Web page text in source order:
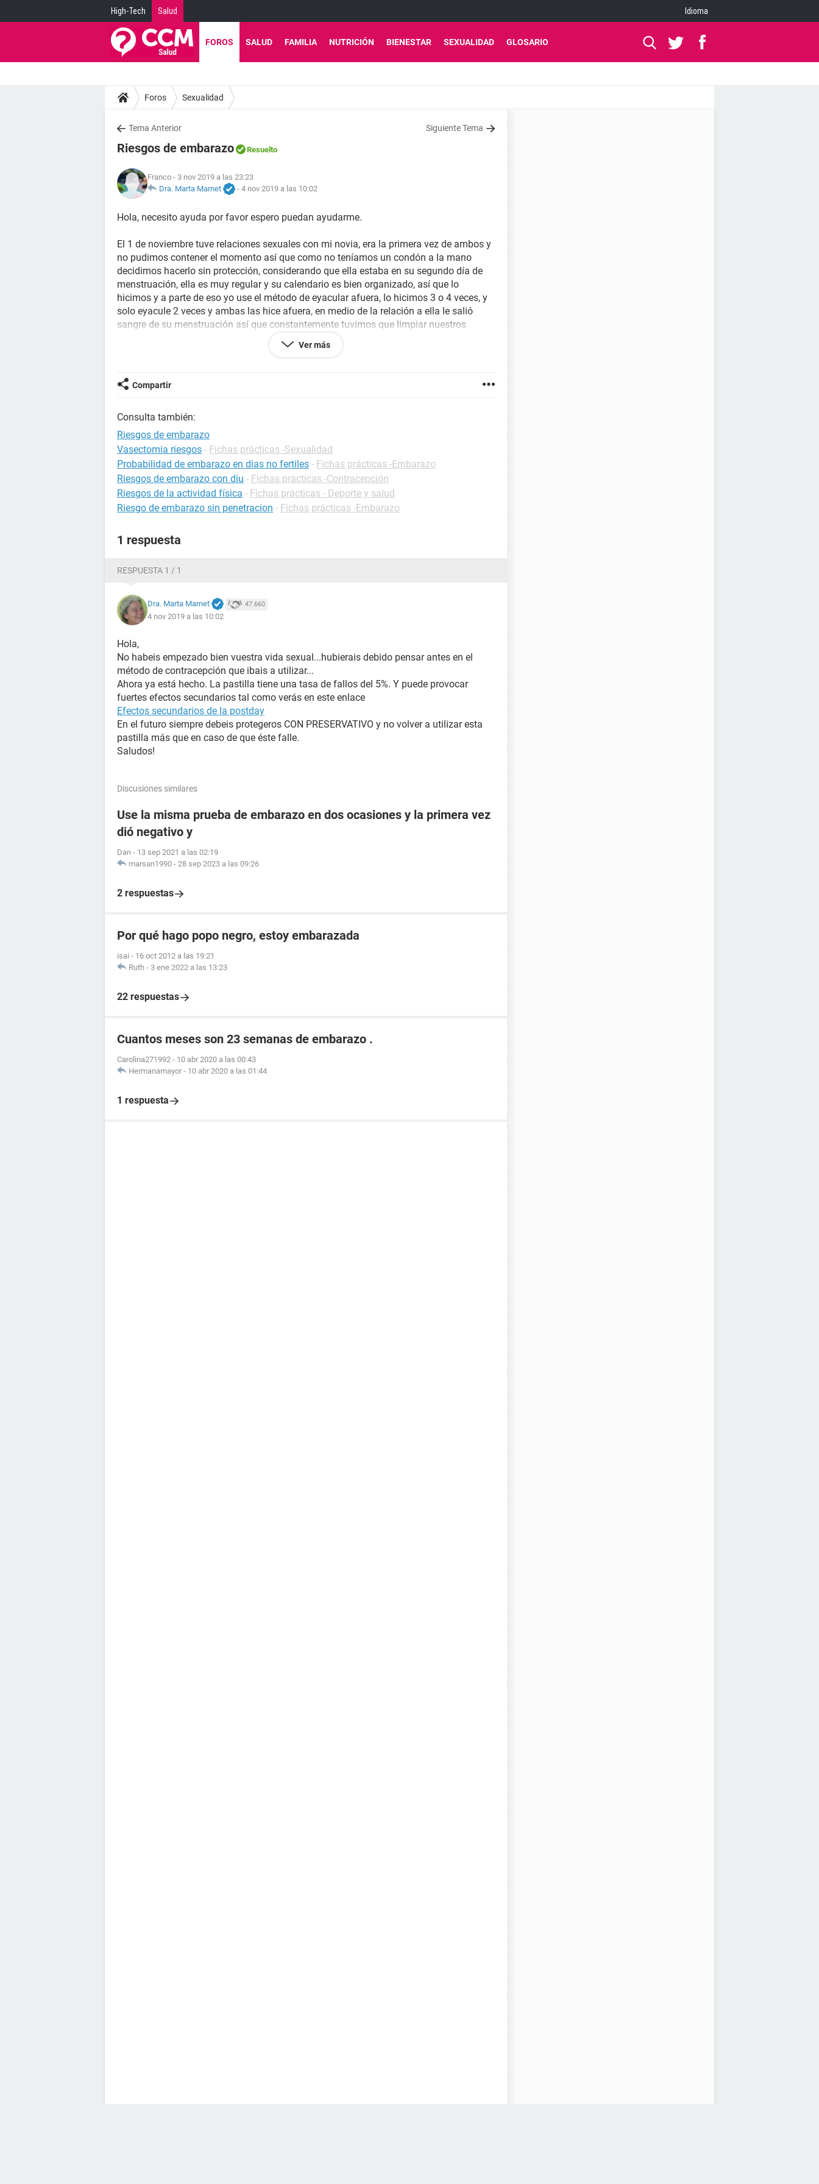
High-Tech Salud Idioma
FOROS SALUD FAMILIA NUTRICIÓN BIENESTAR SEXUALIDAD GLOSARIO
Foros Sexualidad
Tema Anterior Siguiente Tema
Riesgos de embarazo Resuelto
Franco - 3 nov 2019 a las 23:23
Dra. Marta Marnet
- 4 nov 2019 a las 10:02
Hola, necesito ayuda por favor espero puedan ayudarme.
El 1 de noviembre tuve relaciones sexuales con mi novia, era la primera vez de ambos y
no pudimos contener el momento así que como no teníamos un condón a la mano
decidimos hacerlo sin protección, considerando que ella estaba en su segundo día de
menstruación, ella es muy regular y su calendario es bien organizado, así que lo
hicimos y a parte de eso yo use el método de eyacular afuera, lo hicimos 3 o 4 veces, y
solo eyacule 2 veces y ambas las hice afuera, en medio de la relación a ella le salió
sangre de su menstruación así que constantemente tuvimos que limpiar nuestros
también me daba miedo, ahora mi novia se compró la pastilla del día después y ya son
las siguientes:
me masturbe un día antes de que lo hiciéramos, es decir, quizás mis espermas no eran
los más fértiles al momento de hacerlo.
Y ¿que consecuencias hay de que mi novia se haya tomado la pastilla? Lo digo por el
hecho de las complicaciones que se presentan al tomarla y si esto asegurará de mejor
manera el no quedar embarazada.
Por favor necesito una respuesta, estaría muy agradecido. Gracias.
Ver más
Compartir
Consulta también:
Riesgos de embarazo
Vasectomia riesgos - Fichas prácticas -Sexualidad
Probabilidad de embarazo en dias no fertiles - Fichas prácticas -Embarazo
Riesgos de embarazo con diu - Fichas prácticas -Contracepción
Riesgos de la actividad física - Fichas prácticas - Deporte y salud
Riesgo de embarazo sin penetracion - Fichas prácticas -Embarazo
1 respuesta
RESPUESTA 1 / 1
Dra. Marta Marnet 47.660
4 nov 2019 a las 10:02
Hola,
No habeis empezado bien vuestra vida sexual...hubierais debido pensar antes en el
método de contracepción que ibais a utilizar...
Ahora ya está hecho. La pastilla tiene una tasa de fallos del 5%. Y puede provocar
fuertes efectos secundarios tal como verás en este enlace
Efectos secundarios de la postday
En el futuro siempre debeis protegeros CON PRESERVATIVO y no volver a utilizar esta
pastilla más que en caso de que éste falle.
Saludos!
Discusiones similares
Use la misma prueba de embarazo en dos ocasiones y la primera vez
dió negativo y
Dan - 13 sep 2021 a las 02:19
marsan1990 - 28 sep 2023 a las 09:26
2 respuestas
Por qué hago popo negro, estoy embarazada
isai - 16 oct 2012 a las 19:21
Ruth - 3 ene 2022 a las 13:23
22 respuestas
Cuantos meses son 23 semanas de embarazo .
Carolina271992 - 10 abr 2020 a las 00:43
Hermanamayor - 10 abr 2020 a las 01:44
1 respuesta